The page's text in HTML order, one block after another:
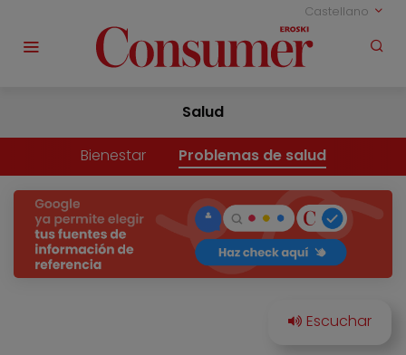
Castellano
Salud
Bienestar Problemas de salud